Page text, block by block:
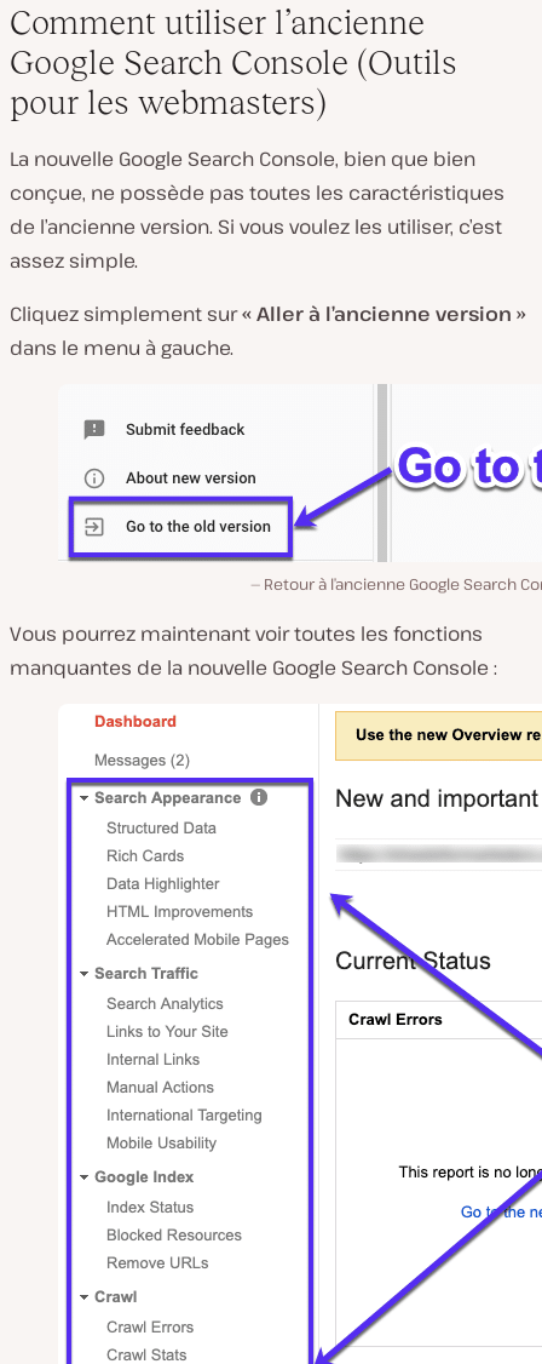
Comment utiliser l’ancienne
Google Search Console (Outils
pour les webmasters)
La nouvelle Google Search Console, bien que bien
conçue, ne possède pas toutes les caractéristiques
de l’ancienne version. Si vous voulez les utiliser, c’est
assez simple.
Cliquez simplement sur« Aller à l’ancienne version »
dans le menu à gauche.
Retour à l’ancienne Google Search
Vous pourrez maintenant voir toutes les fonctions
manquantes de la nouvelle Google Search Console :